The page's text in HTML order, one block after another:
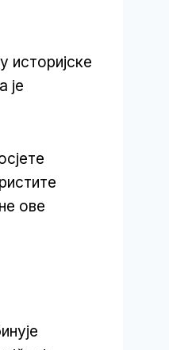
историјске
је
ове